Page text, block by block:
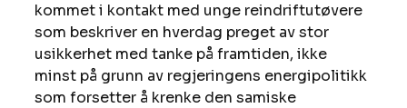
kommet i kontakt med unge reindriftutøvere
som beskriver en hverdag preget av stor
usikkerhet med tanke på framtiden, ikke
minst på grunn av regjeringens energipolitikk
som forsetter å krenke den samiske